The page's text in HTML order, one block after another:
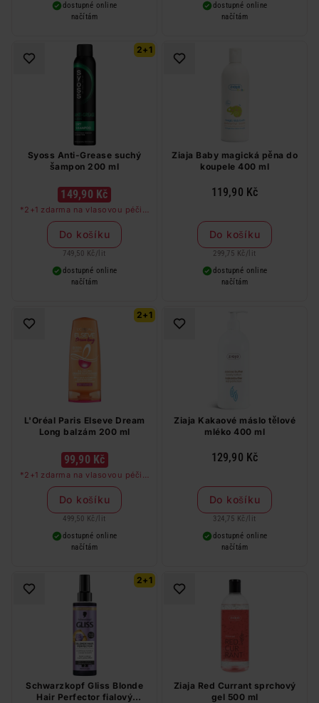
dostupné online
načítám
dostupné online
načítám
2+1
Syoss Anti-Grease suchý
šampon 200 ml
149,90 Kč
*2+1 zdarma na vlasovou péči v
libovolné kombinaci, nejlevnější
produkt zdarma. Neplatí na
barvy na vlasy a cestovní balení.
Do košíku
749,50 Kč / lit
dostupné online
načítám
Ziaja Baby magická pěna do
koupele 400 ml
119,90 Kč
Do košíku
299,75 Kč / lit
dostupné online
načítám
2+1
L'Oréal Paris Elseve Dream
Long balzám 200 ml
99,90 Kč
*2+1 zdarma na vlasovou péči v
libovolné kombinaci, nejlevnější
produkt zdarma. Neplatí na
barvy na vlasy a cestovní balení.
Do košíku
499,50 Kč / lit
dostupné online
načítám
Ziaja Kakaové máslo tělové
mléko 400 ml
129,90 Kč
Do košíku
324,75 Kč / lit
dostupné online
načítám
2+1
Schwarzkopf Gliss Blonde
Hair Perfector fialový
Ziaja Red Currant sprchový
gel 500 ml